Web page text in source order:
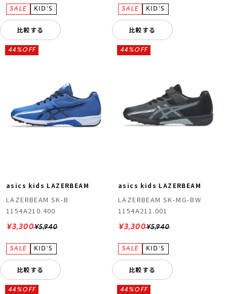
比較する 比較する
asics kids LAZERBEAM
LAZERBEAM SK-B
1154A210.400
¥5,940
44%OFF
¥3,300
比較する
asics kids LAZERBEAM
LAZERBEAM SK-MG-BW
1154A211.001
¥5,940
44%OFF
¥3,300
比較する
44%OFF 44%OFF